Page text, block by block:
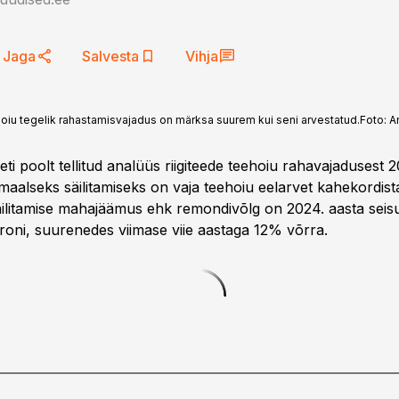
Jaga Salvesta Vihja
tegelik rahastamisvajadus on märksa suurem kui seni arvestatud.Foto:
poolt tellitud analüüs riigiteede teehoiu rahavajadusest
säilitamiseks on vaja teehoiu eelarvet
mahajäämus ehk remondivõlg on 2024. aasta
suurenedes viimase viie aastaga 12% võrra.